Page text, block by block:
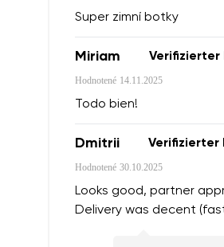
Super zimní botky
Miriam Verifizierter
Hodnotené 14.11.2025
Todo bien!
Dmitrii Verifizierter
Hodnotené 30.10.2025
Looks good, partner
Delivery was decent